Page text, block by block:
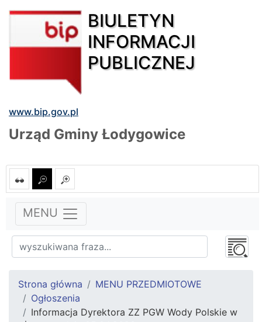
BIULETYN
INFORMACJI
PUBLICZNEJ
www.bip.gov.pl
Urząd Gminy Łodygowice
MENU
Strona główna
MENU PRZEDMIOTOWE
Ogłoszenia
Informacja Dyrektora ZZ PGW Wody Polskie w